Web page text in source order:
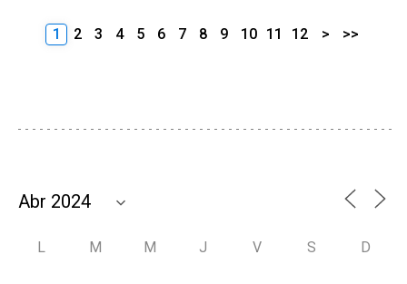
1 2 3 4 5 6 7 8 9 10 11 12 > >>
L M M J V S D